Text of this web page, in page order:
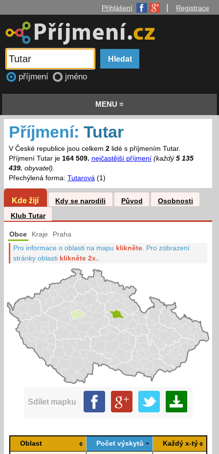
Přihlášení Registrace
příjmení jméno
MENU ≡
Příjmení: Tutar
V České republice jsou celkem 2lidé s příjmením Tutar.
Příjmení Tutar je 164 509. nejčastější příjmení (každý 5 135
439. obyvatel).
Přechýlená forma: Tutarová(1)
Kde žijí Kdy se narodili Původ
Osobnosti
Klub Tutar
Obce Kraje Praha
Pro informace o oblasti na mapu klikněte Pro zobrazení
stránky oblasti klikněte 2x.
Sdílet mapku
Oblast Počet výskytů Každý x-tý